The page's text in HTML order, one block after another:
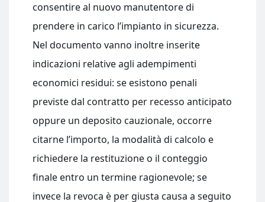
consentire al nuovo manutentore di
prendere in carico l’impianto in sicurezza.
Nel documento vanno inoltre inserite
indicazioni relative agli adempimenti
economici residui: se esistono penali
previste dal contratto per recesso anticipato
oppure un deposito cauzionale, occorre
citarne l’importo, la modalità di calcolo e
richiedere la restituzione o il conteggio
finale entro un termine ragionevole; se
invece la revoca è per giusta causa a seguito